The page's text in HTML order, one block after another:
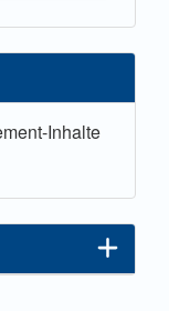
Inhalte